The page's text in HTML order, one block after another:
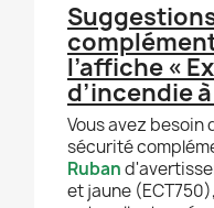
l’affiche «
d’incendie
Vous avez besoin
sécurité
Ruban
et jaune